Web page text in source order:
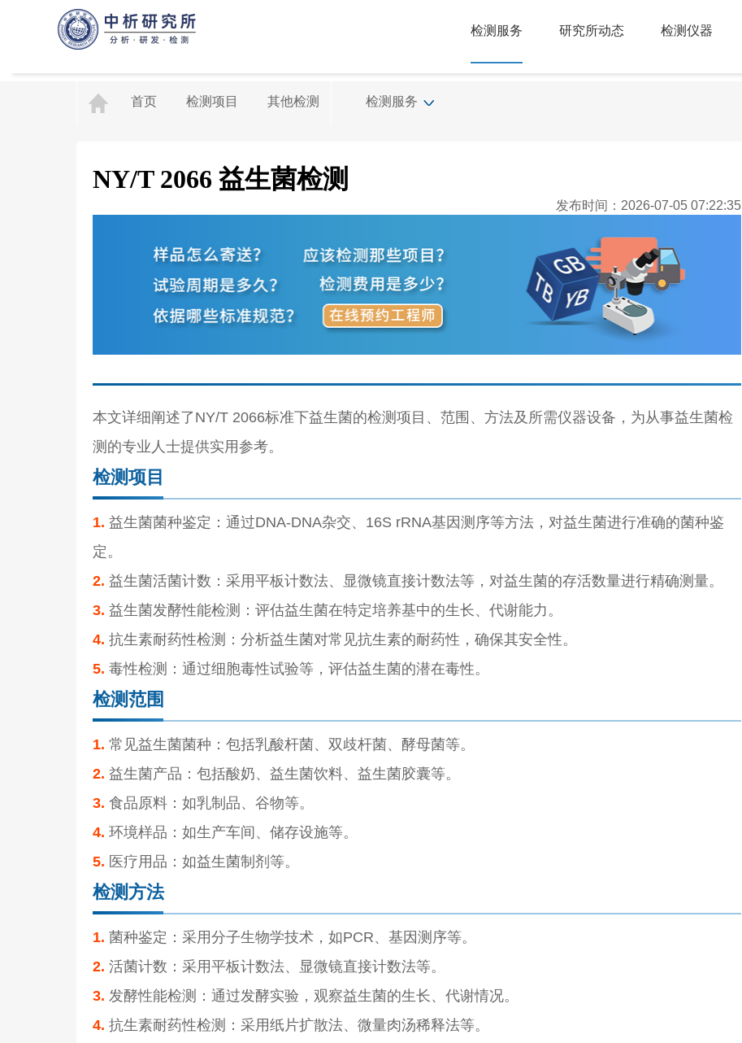
检测服务 研究所动态 检测仪器
首页 检测项目 其他检测 检测服务
NY/T 2066 益生菌检测
发布时间：2026-07-05 07:22:35
本文详细阐述了NY/T 2066标准下益生菌的检测项目、范围、方法及所需仪器设备，为从事益生菌检
测的专业人士提供实用参考。
检测项目
1. 益生菌菌种鉴定：通过DNA-DNA杂交、16S rRNA基因测序等方法，对益生菌进行准确的菌种鉴
定。
2. 益生菌活菌计数：采用平板计数法、显微镜直接计数法等，对益生菌的存活数量进行精确测量。
3. 益生菌发酵性能检测：评估益生菌在特定培养基中的生长、代谢能力。
4. 抗生素耐药性检测：分析益生菌对常见抗生素的耐药性，确保其安全性。
5. 毒性检测：通过细胞毒性试验等，评估益生菌的潜在毒性。
检测范围
1. 常见益生菌菌种：包括乳酸杆菌、双歧杆菌、酵母菌等。
2. 益生菌产品：包括酸奶、益生菌饮料、益生菌胶囊等。
3. 食品原料：如乳制品、谷物等。
4. 环境样品：如生产车间、储存设施等。
5. 医疗用品：如益生菌制剂等。
检测方法
1. 菌种鉴定：采用分子生物学技术，如PCR、基因测序等。
2. 活菌计数：采用平板计数法、显微镜直接计数法等。
3. 发酵性能检测：通过发酵实验，观察益生菌的生长、代谢情况。
4. 抗生素耐药性检测：采用纸片扩散法、微量肉汤稀释法等。